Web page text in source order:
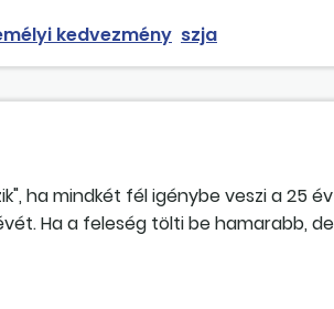
kedvezmény szja
ha mindkét fél igénybe veszi a 25
Ha a feleség tölti be hamarabb,
akkor az első házas kedvezmény azt
a 24 hónap?